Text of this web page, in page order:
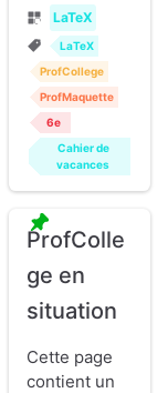
LaTeX
LaTeX
ProfCollege
ProfMaquette
6e
Cahier de
vacances
ProfColle
ge en
situation
Cette page
contient un